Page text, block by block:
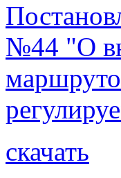
№44 "О
скачать